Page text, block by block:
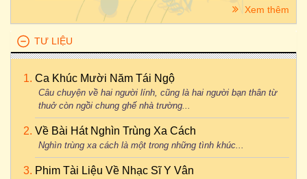
Xem thêm
TƯ LIỆU
Ca Khúc Mười Năm Tái Ngộ
Câu chuyện về hai người lính, cũng là hai người bạn thân từ
thuở còn ngồi chung ghế nhà trường...
Về Bài Hát Nghìn Trùng Xa Cách
Nghìn trùng xa cách là một trong những tình khúc...
Phim Tài Liệu Về Nhạc Sĩ Y Vân